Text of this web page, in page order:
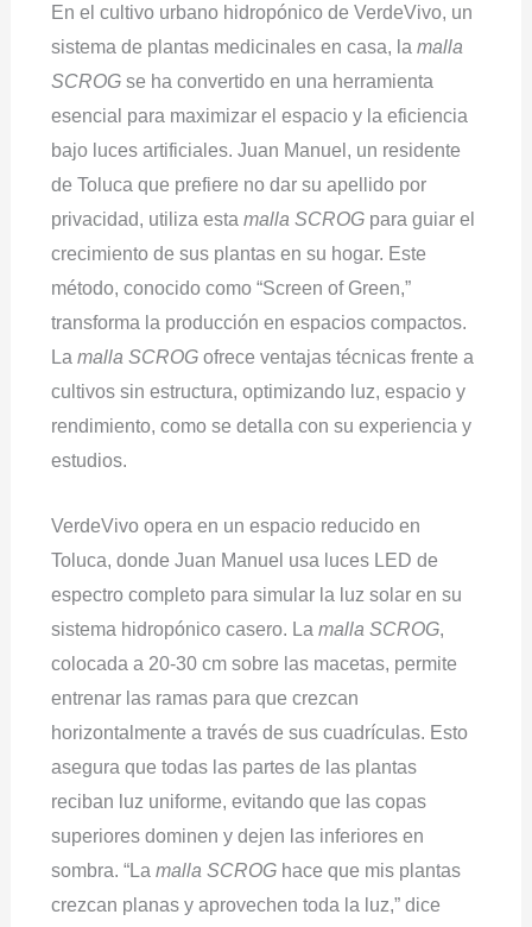
En el cultivo urbano hidropónico de VerdeVivo, un
sistema de plantas medicinales en casa, la malla
SCROGse ha convertido en una herramienta
esencial para maximizar el espacio y la eficiencia
bajo luces artificiales. Juan Manuel, un residente
de Toluca que prefiere no dar su apellido por
privacidad, utiliza esta malla SCROGpara guiar el
crecimiento de sus plantas en su hogar. Este
método, conocido como “Screen of Green,”
transforma la producción en espacios compactos.
La malla SCROGofrece ventajas técnicas frente a
cultivos sin estructura, optimizando luz, espacio y
rendimiento, como se detalla con su experiencia y
estudios.
VerdeVivo opera en un espacio reducido en
Toluca, donde Juan Manuel usa luces LED de
espectro completo para simular la luz solar en su
sistema hidropónico casero. La malla SCROG,
colocada a 20-30 cm sobre las macetas, permite
entrenar las ramas para que crezcan
horizontalmente a través de sus cuadrículas. Esto
asegura que todas las partes de las plantas
reciban luz uniforme, evitando que las copas
superiores dominen y dejen las inferiores en
sombra. “La malla SCROGhace que mis plantas
crezcan planas y aprovechen toda la luz,” dice